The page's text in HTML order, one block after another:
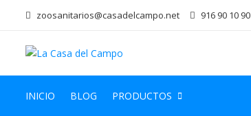
zoosanitarios@casadelcampo.net 916 90 10 90
INICIO BLOG PRODUCTOS